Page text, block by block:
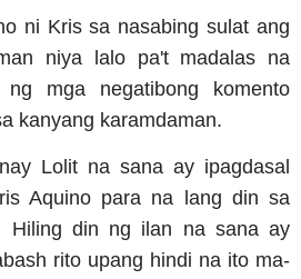
ni Kris sa nasabing sulat ang
niya lalo pa't madalas na
mga negatibong komento
kanyang karamdaman.
Lolit na sana ay ipagdasal
Aquino para na lang din sa
Hiling din ng ilan na sana ay
rito upang hindi na ito ma-